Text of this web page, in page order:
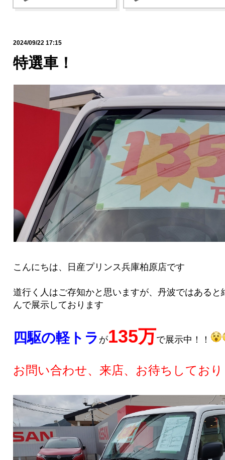
2024/09/22 17:15
特選車！
こんにちは、日産プリンス兵庫柏原店です
道行く人はご存知かと思いますが、丹波ではある
んで展示しております
四駆の軽トラ が135万で展示中！！
お問い合わせ、来店、お待ちしてお